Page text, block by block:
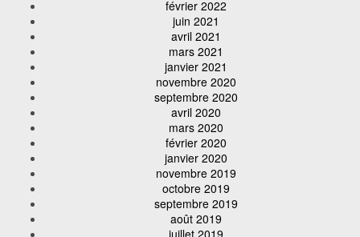
février 2022
juin 2021
avril 2021
mars 2021
janvier 2021
novembre 2020
septembre 2020
avril 2020
mars 2020
février 2020
janvier 2020
novembre 2019
octobre 2019
septembre 2019
août 2019